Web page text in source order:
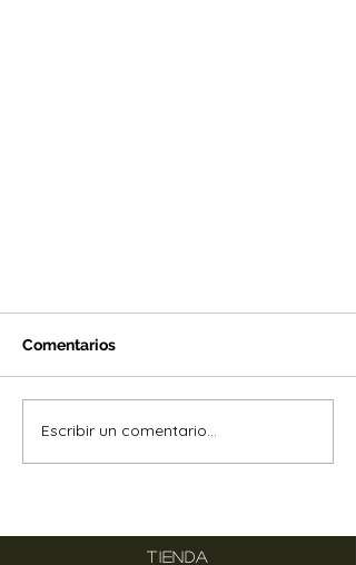
Comentarios
Escribir un comentario...
TIENDA